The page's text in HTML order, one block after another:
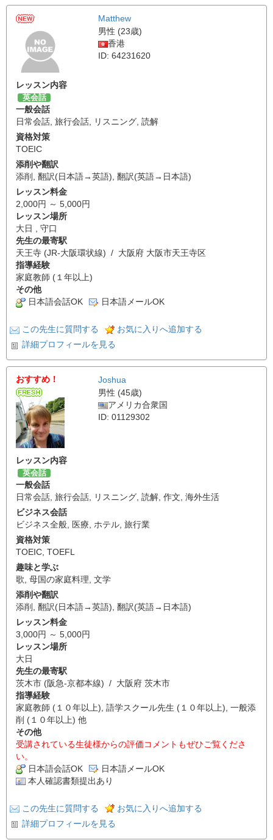
Matthew
男性 (23歳)
香港
ID: 64231620
レッスン内容
英会話
一般会話
日常会話, 旅行会話, リスニング, 読解
資格対策
TOEIC
添削や翻訳
添削 , 翻訳(日本語→英語), 翻訳(英語→日本語)
レッスン料金
2,000円 ～ 5,000円
レッスン場所
大日 , 守口
先生の最寄駅
天王寺 (JR-大阪環状線) / 大阪府 大阪市天王寺区
指導経験
家庭教師 (１年以上)
その他
日本語会話OK
日本語メールOK
この先生に質問する
お気に入りへ追加する
詳細プロフィールを見る
おすすめ！
Joshua
男性 (45歳)
アメリカ合衆国
ID: 01129302
レッスン内容
英会話
一般会話
日常会話 旅行会話 リスニング 読解 作文 海外生活
ビジネス会話
ビジネス全般
医療 ホテル 旅行業
資格対策
TOEIC TOEFL
趣味と学ぶ
歌 母国の家庭料理 文学
添削や翻訳
添削
翻訳(日本語→英語) 翻訳(英語→日本語)
レッスン料金
3,000円 ～ 5,000円
レッスン場所
大日
先生の最寄駅
茨木市 (阪急-京都本線) / 大阪府 茨木市
指導経験
家庭教師 (１０年以上), 語学スクール先生 (１０年以上), 一般添
削 (１０年以上) 他
その他
受講されている生徒様からの評価コメントもぜひご覧くださ
い。
日本語会話OK
日本語メールOK
本人確認書類提出あり
この先生に質問する
お気に入りへ追加する
詳細プロフィールを見る